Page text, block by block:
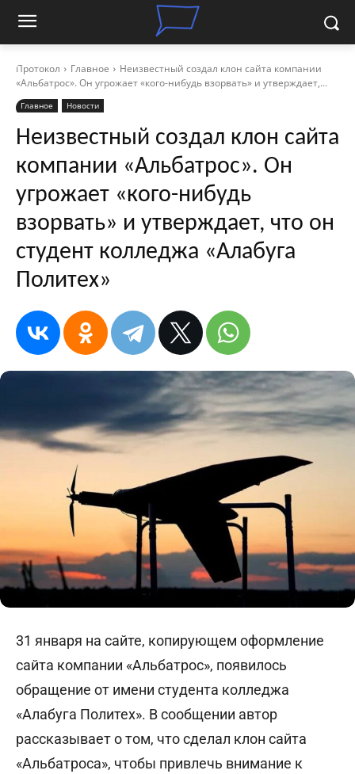
Протокол Главное
Неизвестный создал клон сайта компании
«Альбатрос». Он угрожает «кого-нибудь взорвать» и утверждает,...
Главное Новости
Неизвестный создал клон сайта
компании «Альбатрос». Он
угрожает «кого-нибудь
взорвать» и утверждает, что он
студент колледжа «Алабуга
Политех»
31 января на сайте, копирующем оформление
сайта компании «Альбатрос», появилось
обращение от имени студента колледжа
«Алабуга Политех». В сообщении автор
рассказывает о том, что сделал клон сайта
«Альбатроса», чтобы привлечь внимание к